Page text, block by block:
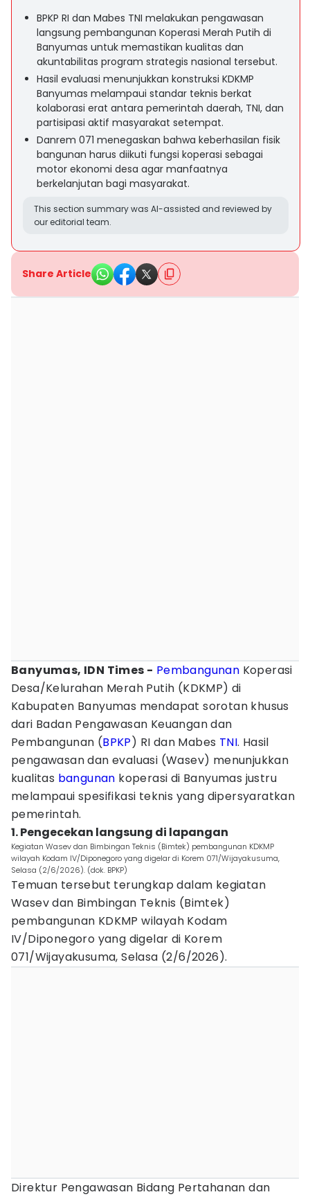
BPKP RI dan Mabes TNI melakukan pengawasan
langsung pembangunan Koperasi Merah Putih di
Banyumas untuk memastikan kualitas dan
akuntabilitas program strategis nasional tersebut.
Hasil evaluasi menunjukkan konstruksi KDKMP
Banyumas melampaui standar teknis berkat
kolaborasi erat antara pemerintah daerah, TNI, dan
partisipasi aktif masyarakat setempat.
Danrem 071 menegaskan bahwa keberhasilan fisik
bangunan harus diikuti fungsi koperasi sebagai
motor ekonomi desa agar manfaatnya
berkelanjutan bagi masyarakat.
This section summary was AI-assisted and reviewed by
our editorial team.
Share Article
Banyumas, IDN Times - Pembangunan Koperasi
Desa/Kelurahan Merah Putih (KDKMP) di
Kabupaten Banyumas mendapat sorotan khusus
dari Badan Pengawasan Keuangan dan
Pembangunan (BPKP) RI dan Mabes TNI. Hasil
pengawasan dan evaluasi (Wasev) menunjukkan
kualitas bangunan koperasi di Banyumas justru
melampaui spesifikasi teknis yang dipersyaratkan
pemerintah.
1. Pengecekan langsung di lapangan
Kegiatan Wasev dan Bimbingan Teknis (Bimtek) pembangunan KDKMP
wilayah Kodam IV/Diponegoro yang digelar di Korem 071/Wijayakusuma,
Selasa (2/6/2026). (dok. BPKP)
Temuan tersebut terungkap dalam kegiatan
Wasev dan Bimbingan Teknis (Bimtek)
pembangunan KDKMP wilayah Kodam
IV/Diponegoro yang digelar di Korem
071/Wijayakusuma, Selasa (2/6/2026).
Direktur Pengawasan Bidang Pertahanan dan